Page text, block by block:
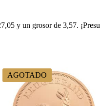
y un grosor de 3,57.
AGOTADO